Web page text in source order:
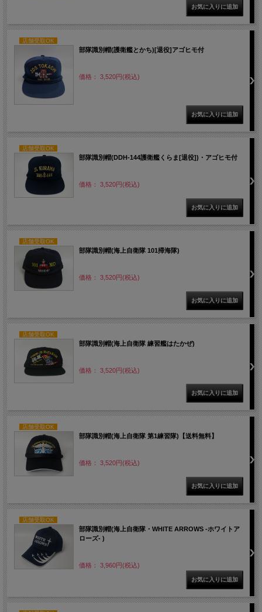
店舗受取OK
部隊識別帽(護衛艦とかち)[退役]アゴヒモ付
価格： 3,520円(税込)
店舗受取OK
部隊識別帽(DDH-144護衛艦くらま[退役])・アゴヒモ付
価格： 3,520円(税込)
店舗受取OK
部隊識別帽(海上自衛隊 101掃海隊)
価格： 3,520円(税込)
店舗受取OK
部隊識別帽(海上自衛隊 練習艦はたかぜ)
価格： 3,520円(税込)
店舗受取OK
部隊識別帽(海上自衛隊 第1練習隊)【送料無料】
価格： 3,520円(税込)
店舗受取OK
部隊識別帽(海上自衛隊・WHITE ARROWS -ホワイトア
ローズ- )
価格： 3,960円(税込)